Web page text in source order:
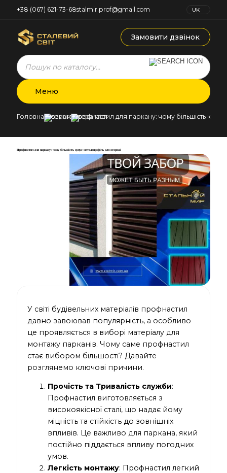
+38 (067) 621-73-68stalmir.prof@gmail.com
UK
Замовити дзвінок
Products
search
Меню
Головна Новини Профнастил для паркану: чому більшість
Профнастил для паркану: чому більшість купує металопрофіль для огорожі
У світі будівельних матеріалів профнастил
давно завоював популярність, а особливо
це проявляється в виборі матеріалу для
монтажу парканів. Чому саме профнастил
стає вибором більшості? Давайте
розглянемо ключові причини.
Прочість та Тривалість служби:
Профнастил виготовляється з
високоякісної сталі, що надає йому
міцність та стійкість до зовнішніх
впливів. Це важливо для паркана, який
постійно піддається впливу погодних
умов.
Легкість монтажу: Профнастил легкий